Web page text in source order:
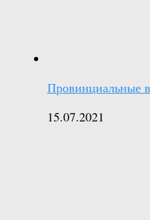
Провинциальные
15.07.2021